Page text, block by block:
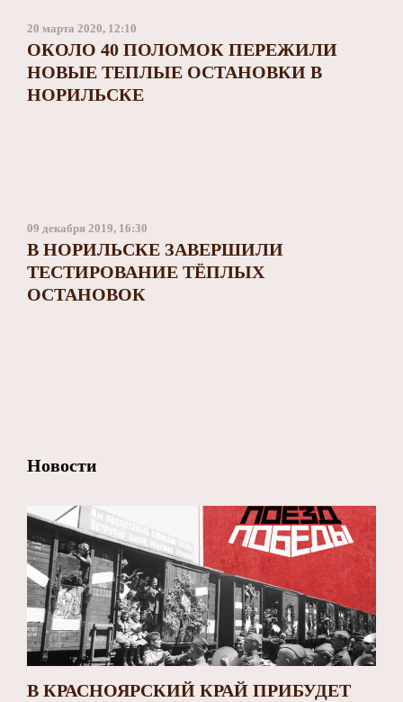
20 марта 2020, 12:10
ОКОЛО 40 ПОЛОМОК ПЕРЕЖИЛИ
НОВЫЕ ТЕПЛЫЕ ОСТАНОВКИ В
НОРИЛЬСКЕ
09 декабря 2019, 16:30
В НОРИЛЬСКЕ ЗАВЕРШИЛИ
ТЕСТИРОВАНИЕ ТЁПЛЫХ
ОСТАНОВОК
Новости
В КРАСНОЯРСКИЙ КРАЙ ПРИБУДЕТ